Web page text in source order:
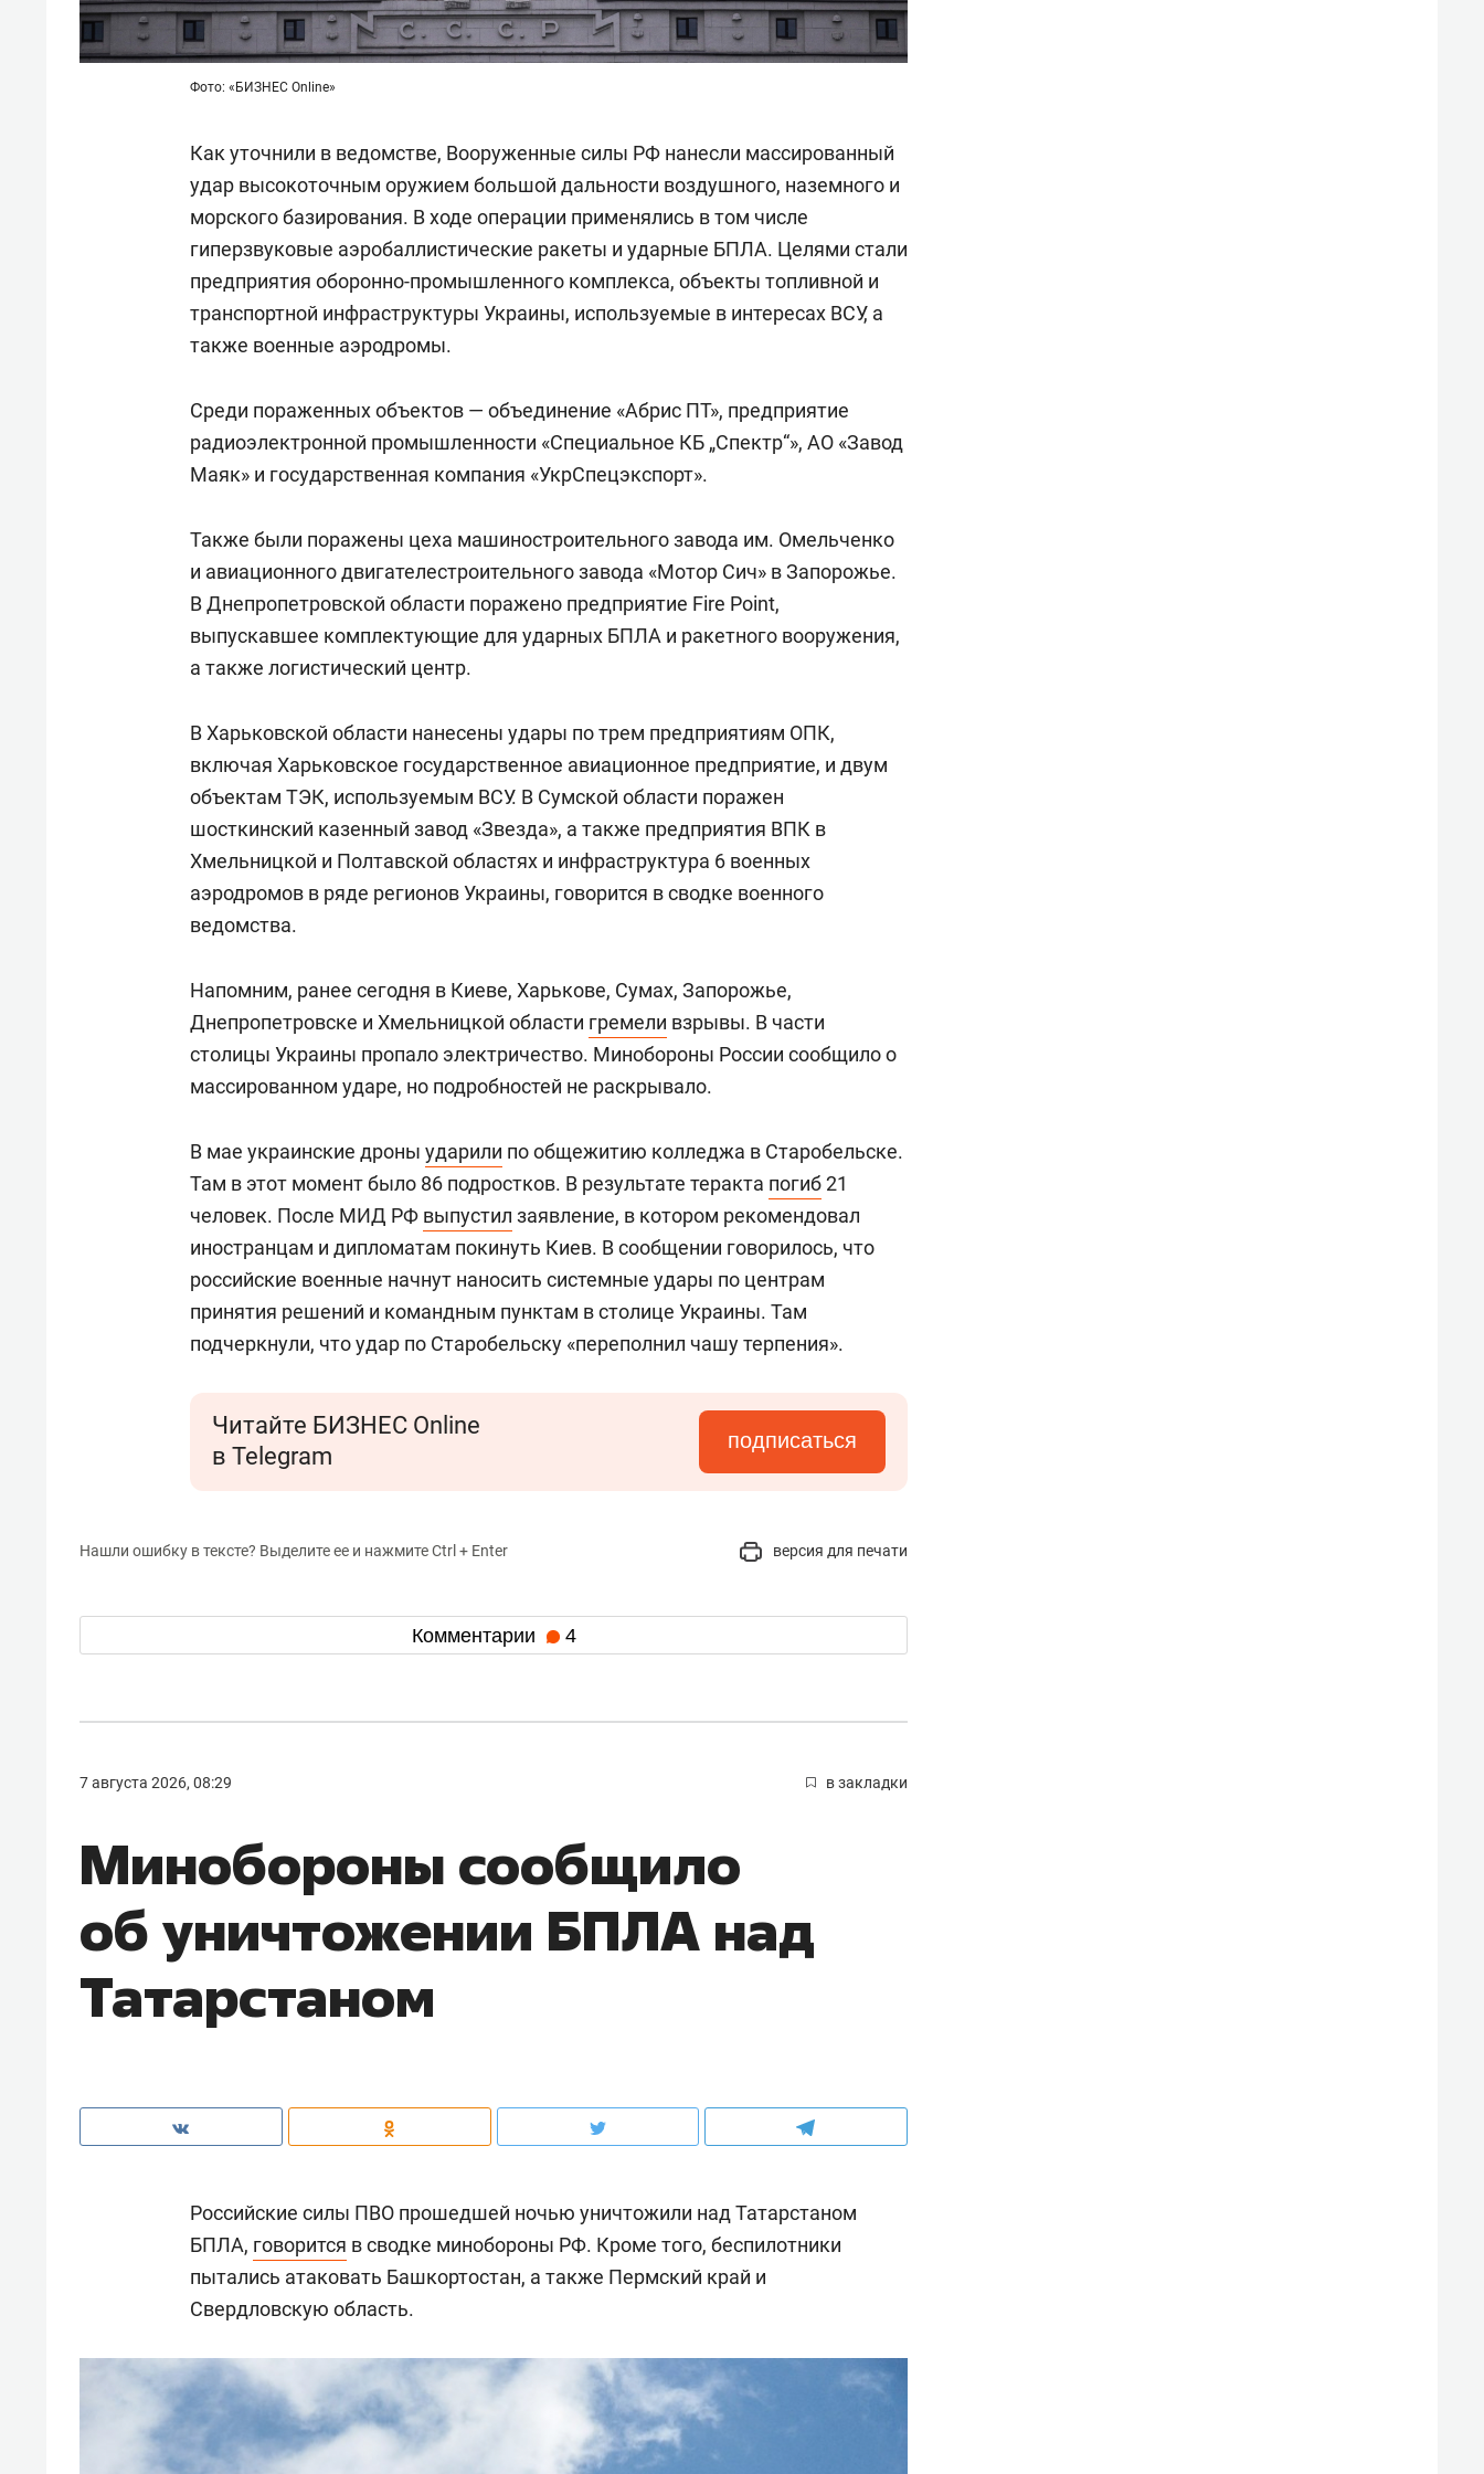
Фото: «БИЗНЕС Online»
Как уточнили в ведомстве, Вооруженные силы РФ нанесли массированный
удар высокоточным оружием большой дальности воздушного, наземного и
морского базирования. В ходе операции применялись в том числе
гиперзвуковые аэробаллистические ракеты и ударные БПЛА. Целями стали
предприятия оборонно-промышленного комплекса, объекты топливной и
транспортной инфраструктуры Украины, используемые в интересах ВСУ, а
также военные аэродромы.
Среди пораженных объектов — объединение «Абрис ПТ», предприятие
радиоэлектронной промышленности «Специальное КБ „Спектр“», АО «Завод
Маяк» и государственная компания «УкрСпецэкспорт».
Также были поражены цеха машиностроительного завода им. Омельченко
и авиационного двигателестроительного завода «Мотор Сич» в Запорожье.
В Днепропетровской области поражено предприятие Fire Point,
выпускавшее комплектующие для ударных БПЛА и ракетного вооружения,
а также логистический центр.
В Харьковской области нанесены удары по трем предприятиям ОПК,
включая Харьковское государственное авиационное предприятие, и двум
объектам ТЭК, используемым ВСУ. В Сумской области поражен
шосткинский казенный завод «Звезда», а также предприятия ВПК в
Хмельницкой и Полтавской областях и инфраструктура 6 военных
аэродромов в ряде регионов Украины, говорится в сводке военного
ведомства.
Напомним, ранее сегодня в Киеве, Харькове, Сумах, Запорожье,
Днепропетровске и Хмельницкой области гремели взрывы. В части
столицы Украины пропало электричество. Минобороны России сообщило о
массированном ударе, но подробностей не раскрывало.
В мае украинские дроны ударили по общежитию колледжа в Старобельске.
Там в этот момент было 86 подростков. В результате теракта погиб21
человек. После МИД РФ выпустил заявление, в котором рекомендовал
иностранцам и дипломатам покинуть Киев. В сообщении говорилось, что
российские военные начнут наносить системные удары по центрам
принятия решений и командным пунктам в столице Украины. Там
подчеркнули, что удар по Старобельску «переполнил чашу терпения».
Читайте БИЗНЕС Online
в Telegram
подписаться
Нашли ошибку в тексте? Выделите ее и нажмите Ctrl + Enter версия для печати
Комментарии 4
7 августа 2026, 08:29 в закладки
Минобороны сообщило
об уничтожении БПЛА над
Татарстаном
Российские силы ПВО прошедшей ночью уничтожили над Татарстаном
БПЛА, говорится в сводке минобороны РФ. Кроме того, беспилотники
пытались атаковать Башкортостан, а также Пермский край и
Свердловскую область.